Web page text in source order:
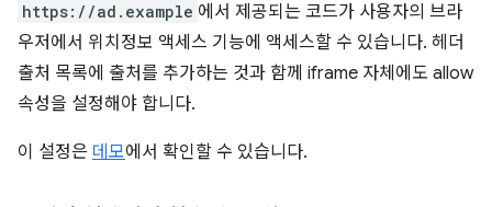
https://ad.example 에서 제공되는 코드가 사용자의 브라
우저에서 위치정보 액세스 기능에 액세스할 수 있습니다. 헤더
출처 목록에 출처를 추가하는 것과 함께 iframe 자체에도 allow
속성을 설정해야 합니다.
이 설정은 데모에서 확인할 수 있습니다.